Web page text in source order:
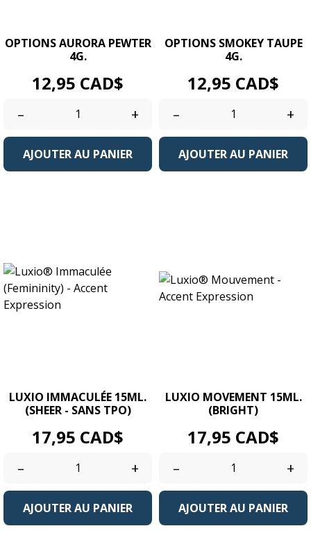
OPTIONS AURORA PEWTER
4G.
Prix
12,95 CAD$
– +
AJOUTER AU PANIER
OPTIONS SMOKEY TAUPE
4G.
Prix
12,95 CAD$
– +
AJOUTER AU PANIER
LUXIO IMMACULÉE 15ML.
(SHEER - SANS TPO)
Prix
17,95 CAD$
– +
AJOUTER AU PANIER
LUXIO MOVEMENT 15ML.
(BRIGHT)
Prix
17,95 CAD$
– +
AJOUTER AU PANIER